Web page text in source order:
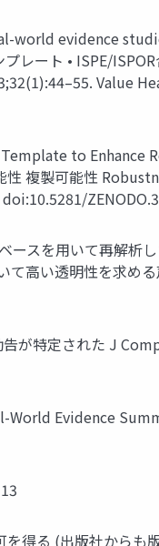
world evidence
レート • ISPE/
Value
to
複製可能性
スを用いて再解析
て高い透明性を求め
が特定された J
World Evidence
を得る (出版社からも